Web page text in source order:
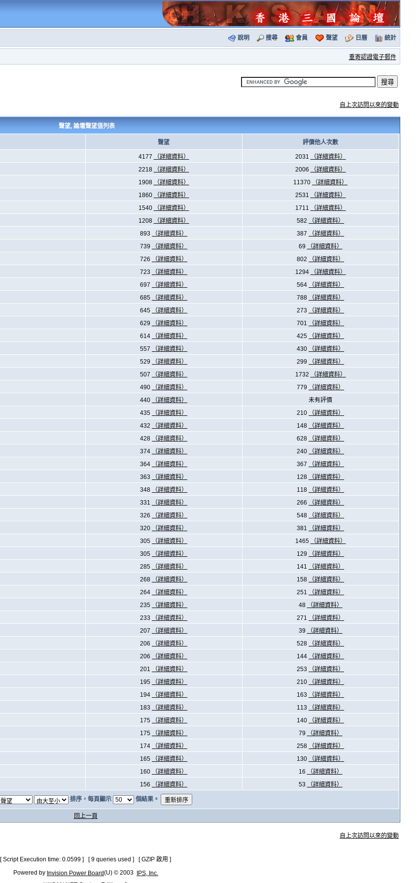
說明 搜尋 會員 聲望 日曆 統計
重寄認證電子郵件
自上次訪問以來的變動
聲望, 論壇聲望值列表
聲望
評價他人次數
4177 （詳細資料） 2031
（詳細資料）
2218 （詳細資料） 2006
（詳細資料）
1908 （詳細資料） 11370
（詳細資料）
1860 （詳細資料） 2531
（詳細資料）
1540 （詳細資料） 1711
（詳細資料）
1208 （詳細資料） 582
（詳細資料）
893 （詳細資料） 387
（詳細資料）
739 （詳細資料） 69
（詳細資料）
726 （詳細資料） 802
（詳細資料）
723 （詳細資料） 1294
（詳細資料）
697 （詳細資料） 564
（詳細資料）
685 （詳細資料） 788
（詳細資料）
645 （詳細資料） 273
（詳細資料）
629 （詳細資料） 701
（詳細資料）
614 （詳細資料） 425
（詳細資料）
557 （詳細資料） 430
（詳細資料）
529 （詳細資料） 299
（詳細資料）
507 （詳細資料） 1732
（詳細資料）
490 （詳細資料） 779
（詳細資料）
440 （詳細資料）
未有評價
435 （詳細資料） 210
（詳細資料）
432 （詳細資料） 148
（詳細資料）
428 （詳細資料） 628
（詳細資料）
374 （詳細資料） 240
（詳細資料）
364 （詳細資料） 367
（詳細資料）
363 （詳細資料） 128
（詳細資料）
348 （詳細資料） 118
（詳細資料）
331 （詳細資料） 266
（詳細資料）
326 （詳細資料） 548
（詳細資料）
320 （詳細資料） 381
（詳細資料）
305 （詳細資料） 1465
（詳細資料）
305 （詳細資料） 129
（詳細資料）
285 （詳細資料） 141
（詳細資料）
268 （詳細資料） 158
（詳細資料）
264 （詳細資料） 251
（詳細資料）
235 （詳細資料） 48
（詳細資料）
233 （詳細資料） 271
（詳細資料）
207 （詳細資料） 39
（詳細資料）
206 （詳細資料） 528
（詳細資料）
206 （詳細資料） 144
（詳細資料）
201 （詳細資料） 253
（詳細資料）
195 （詳細資料） 210
（詳細資料）
194 （詳細資料） 163
（詳細資料）
183 （詳細資料） 113
（詳細資料）
175 （詳細資料） 140
（詳細資料）
175 （詳細資料） 79
（詳細資料）
174 （詳細資料） 258
（詳細資料）
165 （詳細資料） 130
（詳細資料）
160 （詳細資料） 16
（詳細資料）
156 （詳細資料） 53 （詳細資料）
排序，每頁顯示 個結果。
回上一頁
自上次訪問以來的變動
[ Script Execution time: 0.0599 ] [ 9 queries used ] [ GZIP 啟用 ]
Powered by Invision Power Board(U) © 2003
IPS, Inc.